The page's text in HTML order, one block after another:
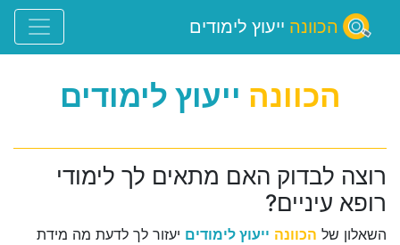
הכוונה ייעוץ לימודים
הכוונה ייעוץ לימודים
רוצה לבדוק האם מתאים לך לימודי
רופא עיניים?
השאלון של הכוונה ייעוץ לימודים יעזור לך לדעת מה מידת